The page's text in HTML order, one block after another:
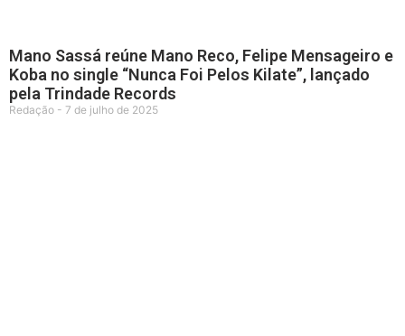
Mano Sassá reúne Mano Reco, Felipe Mensageiro e
Koba no single “Nunca Foi Pelos Kilate”, lançado
pela Trindade Records
Redação 7 de julho de 2025